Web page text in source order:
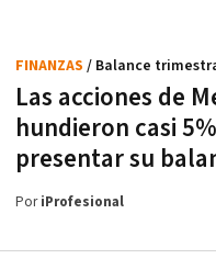
Las acciones de
hundieron casi
presentar su
FINANZAS / Balance
PoriProfesional